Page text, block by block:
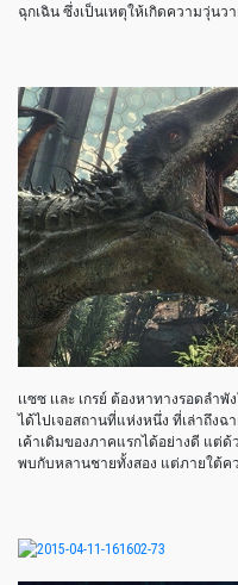
ฉุกเฉิน ซึ่งเป็นเหตุให้เกิดความวุ่น
เเซซ เเละ เกรย์ ต้องหาทางรอดล
ได้ไปเจอสถานที่แห่งหนึ่ง ที่เล่าถึงฉ
เค้าเดิมของภาคแรกได้อย่างดี แต่
พบกับหลานชายทั้งสอง แต่ภายใต้ค